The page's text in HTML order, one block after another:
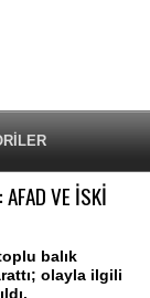
VE İSKİ
balık
olayla ilgili